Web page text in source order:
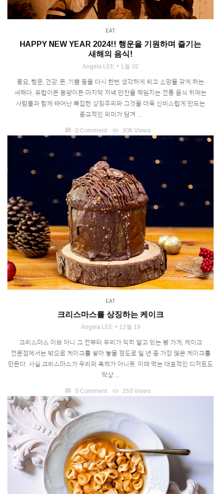
EAT
HAPPY NEW YEAR 2024!! 행운을 기원하며 즐기는
새해의 음식!
Angela LEE 1월 02
풍요, 행운, 건강, 돈, 기쁨 등을 다시 한번 생각하게 되고 소망을 갖게 하는
새해다. 유럽이든 동양이든 마지막 저녁 만찬을 책임지는 전통 음식 뒤에는
사람들과 함께 태어난 복잡한 상징주의와 그것을 더욱 신비스럽게 만드는
종교적인 의미가 담겨 ...
0 Comment visibility 306 Views
EAT
크리스마스를 상징하는 케이크
Angela LEE 12월 19
크리스마스 이브 아니 그 전부터 우리가 익히 알고 있는 빵 가게, 케이크
전문점에서는 밖으로 케이크를 쌓아 놓을 정도로 일 년 중 가장 많은 케이크를
만든다. 사실 크리스마스가 우리의 축제가 아니듯, 이때 먹는 대표적인 디저트도
막상 ...
chat_bubble 0 Comment visibility 250 Views